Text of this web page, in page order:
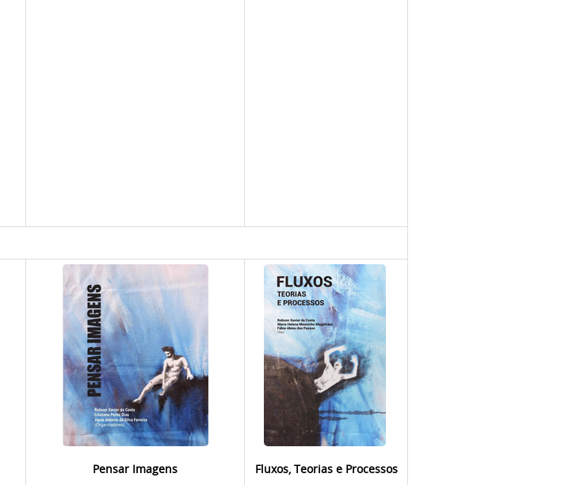
Pensar Imagens Fluxos, Teorias e Processos